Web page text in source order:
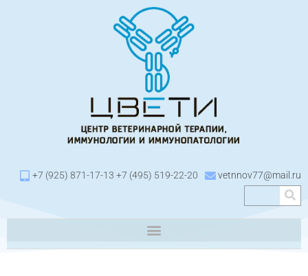
+7 (925) 871-17-13 +7 (495) 519-22-20 vetnnov77@mail.ru